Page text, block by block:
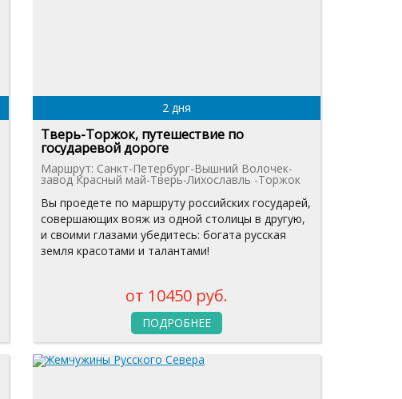
2 дня
Тверь-Торжок, путешествие по
государевой дороге
Маршрут: Санкт-Петербург-Вышний Волочек-
завод Красный май-Тверь-Лихославль -Торжок
Вы проедете по маршруту российских государей,
совершающих вояж из одной столицы в другую,
и своими глазами убедитесь: богата русская
земля красотами и талантами!
от 10450 руб.
ПОДРОБНЕЕ